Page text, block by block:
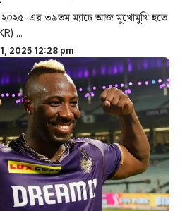
২০২৫-এর ৩৯তম ম্যাচে আজ মুখোমুখি হতে
...
2025 12:28 pm